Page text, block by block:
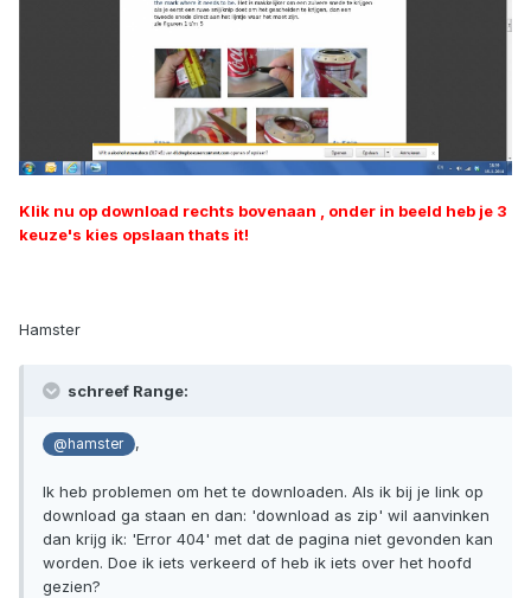
Klik nu op download rechts bovenaan , onder in beeld heb je 3
keuze's kies opslaan thats it!
Hamster
schreef Range:
@hamster ,
Ik heb problemen om het te downloaden. Als ik bij je link op
download ga staan en dan: 'download as zip' wil aanvinken
dan krijg ik: 'Error 404' met dat de pagina niet gevonden kan
worden. Doe ik iets verkeerd of heb ik iets over het hoofd
gezien?